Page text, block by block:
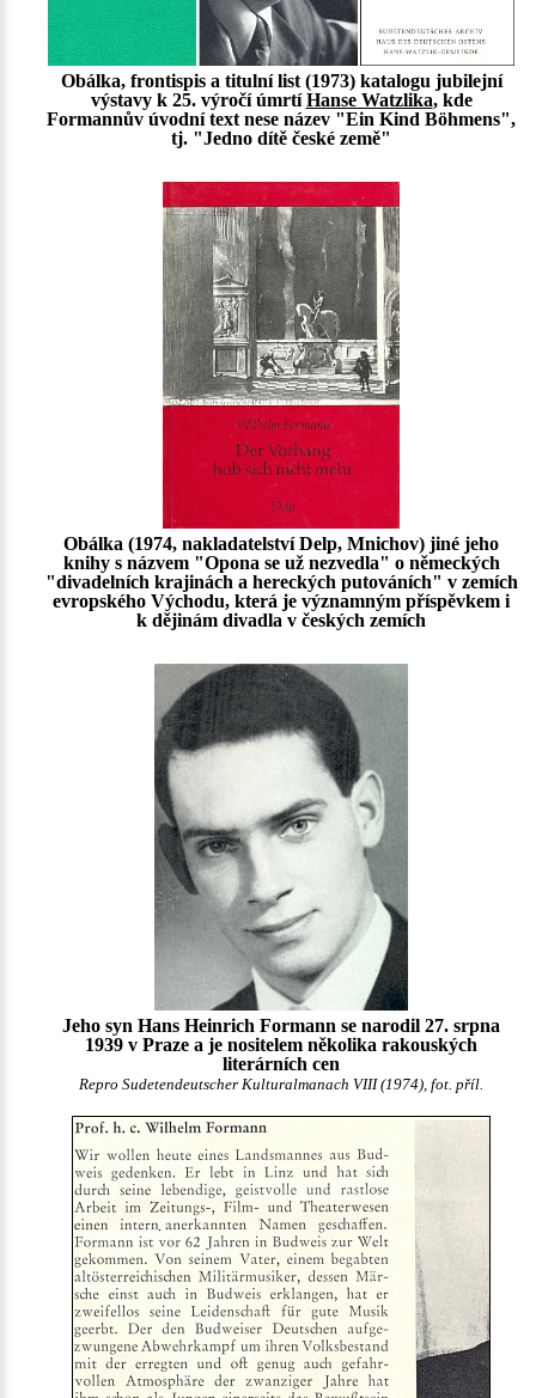
Obálka, frontispis a titulní list (1973) katalogu jubilejní
výstavy k 25. výročí úmrtíHanse Watzlika, kde
Formannův úvodní text nese název "Ein Kind Böhmens",
tj. "Jedno dítě české země"
Obálka (1974, nakladatelství Delp, Mnichov) jiné jeho
knihy s názvem "Opona se už nezvedla" o německých
"divadelních krajinách a hereckých putováních" v zemích
evropského Východu, která je významným příspěvkem i
k dějinám divadla v českých zemích
Jeho syn Hans Heinrich Formann se narodil 27. srpna
1939 v Praze a je nositelem několika rakouských
literárních cen
Repro Sudetendeutscher Kulturalmanach VIII (1974), fot. příl.